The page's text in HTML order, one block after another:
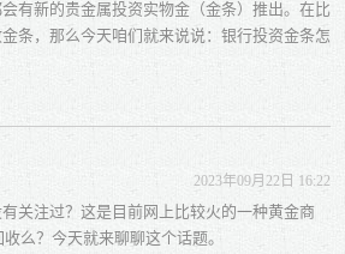
有新的贵金属投资实物金（金条）推出。在比
条，那么今天咱们就来说说：银行投资金条怎
2023年09月22日 16:22
关注过？这是目前网上比较火的一种黄金商
么？今天就来聊聊这个话题。